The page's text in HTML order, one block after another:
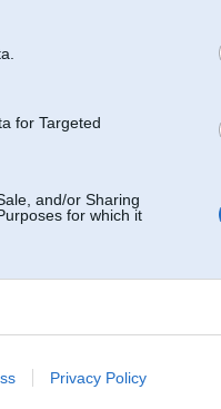
for Targeted
and/or Sharing
for which it
Privacy Policy
(640x429)